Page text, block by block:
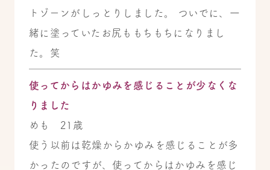
トゾーンがしっとりしました。 ついでに、一
緒に塗っていたお尻ももちもちになりまし
た。笑
使ってからはかゆみを感じることが少なくな
りました
めも 21歳
使う以前は乾燥からかゆみを感じることが多
かったのですが、使ってからはかゆみを感じ